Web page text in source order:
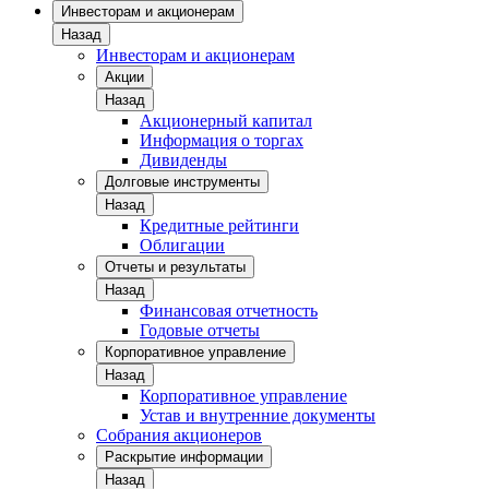
Инвесторам и акционерам
Назад
Инвесторам и акционерам
Акции
Назад
Акционерный капитал
Информация о торгах
Дивиденды
Долговые инструменты
Назад
Кредитные рейтинги
Облигации
Отчеты и результаты
Назад
Финансовая отчетность
Годовые отчеты
Корпоративное управление
Назад
Корпоративное управление
Устав и внутренние документы
Собрания акционеров
Раскрытие информации
Назад